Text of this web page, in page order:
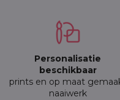
Personalisatie
beschikbaar
prints en op maat
naaiwerk